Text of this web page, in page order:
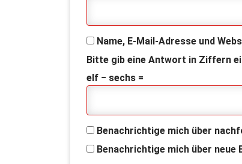
Name, E-Mail-Adresse und
Bitte gib eine Antwort in Ziffern
elf − sechs =
Benachrichtige mich über
Benachrichtige mich über neue